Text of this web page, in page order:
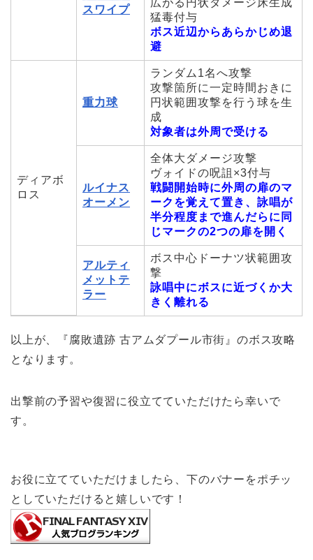
スワイプ
広がる円状ダメージ床生成
猛毒付与
ボス近辺からあらかじめ退
避
ディアボ
ロス
重力球
ランダム1名へ攻撃
攻撃箇所に一定時間おきに
円状範囲攻撃を行う球を生
成
対象者は外周で受ける
ルイナス
オーメン
全体大ダメージ攻撃
ヴォイドの呪詛×3付与
戦闘開始時に外周の扉のマ
ークを覚えて置き、詠唱が
半分程度まで進んだらに同
じマークの2つの扉を開く
アルティ
メットテ
ラー
ボス中心ドーナツ状範囲攻
撃
詠唱中にボスに近づくか大
きく離れる
以上が、『腐敗遺跡 古アムダプール市街』のボス攻略
となります。
出撃前の予習や復習に役立てていただけたら幸いで
す。
お役に立てていただけましたら、下のバナーをポチッ
としていただけると嬉しいです！